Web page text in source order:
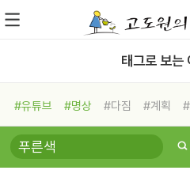
태그로 보는
#유튜브 #명상 #다짐 #계획
#비전캠프
#독서캠프 #삶
#희망
#나눔 #친구 #링컨학교